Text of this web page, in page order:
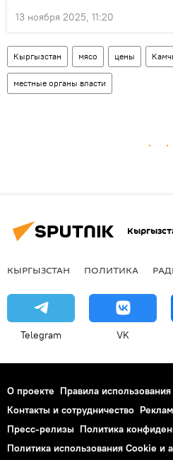
13 ноября 2025, 11:20
Кыргызстан мясо цены
местные органы власти
КЫРГЫЗСТАН ПОЛИТИКА
Telegram VK
О проекте Правила использования
Контакты и сотрудничество
Пресс-релизы Политика
Политика использования Cookie и